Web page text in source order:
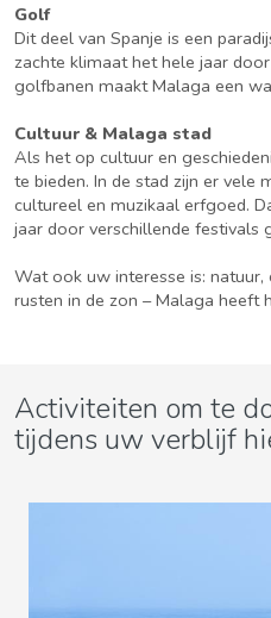
Golf
Dit deel van Spanje is een
zachte klimaat het hele jaar
golfbanen maakt Malaga een
Cultuur & Malaga stad
Als het op cultuur en
te bieden. In de stad zijn er vele
cultureel en muzikaal erfgoed.
jaar door verschillende festivals
Wat ook uw interesse is:
rusten in de zon – Malaga heeft
Activiteiten om te
tijdens uw verblijf